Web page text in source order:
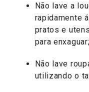
Não lave a
rapidamente
pratos e
para enxaguar;
Não lave
utilizando o